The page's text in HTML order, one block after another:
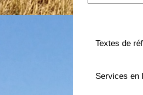
Textes de
Services en